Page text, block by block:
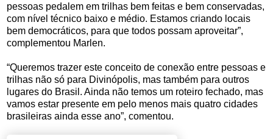
pessoas pedalem em trilhas bem feitas e bem conservadas,
com nível técnico baixo e médio. Estamos criando locais
bem democráticos, para que todos possam aproveitar”,
complementou Marlen.
“Queremos trazer este conceito de conexão entre pessoas e
trilhas não só para Divinópolis, mas também para outros
lugares do Brasil. Ainda não temos um roteiro fechado, mas
vamos estar presente em pelo menos mais quatro cidades
brasileiras ainda esse ano”, comentou.